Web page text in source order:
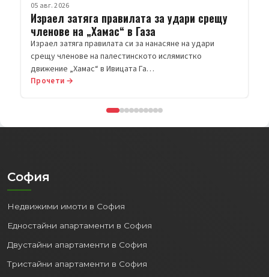
Прочети →
София
Недвижими имоти в София
Едностайни апартаменти в София
Двустайни апартаменти в София
Тристайни апартаменти в София